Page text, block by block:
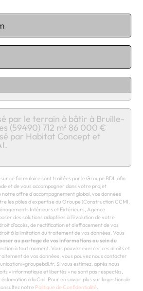
Chargement...
ce formulaire sont traitées par le Groupe BDL afin
et de vous accompagner dans votre projet
notre offre d'accompagnement global, vos données
les pôles d'expertise du Groupe (Construction CCMI,
Intérieurs et Extérieurs, Agence
des solutions adaptées à l'évolution de votre
d'accès, de rectification et d'effacement de vos
à la limitation du traitement de vos données. Vous
au partage de vos informations au sein du
à tout moment. Vous pouvez exercer ces droits et
de vos données, vous pouvez nous contacter
Si vous estimez, après nous
« informatique et libertés » ne sont pas respectés,
à la Cnil. Pour en savoir plus sur la gestion de
notre Politique de Confidentialité.